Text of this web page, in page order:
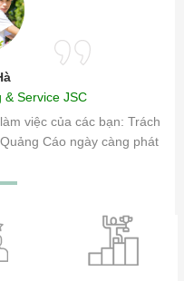
& Service JSC
việc của các bạn: Trách
Cáo ngày càng phát